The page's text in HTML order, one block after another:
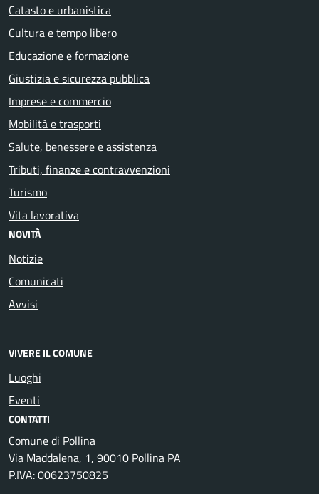
Catasto e urbanistica
Cultura e tempo libero
Educazione e formazione
Giustizia e sicurezza pubblica
Imprese e commercio
Mobilità e trasporti
Salute, benessere e assistenza
Tributi, finanze e contravvenzioni
Turismo
Vita lavorativa
NOVITÀ
Notizie
Comunicati
Avvisi
VIVERE IL COMUNE
Luoghi
Eventi
CONTATTI
Comune di Pollina
Via Maddalena, 1, 90010 Pollina PA
P.IVA: 00623750825